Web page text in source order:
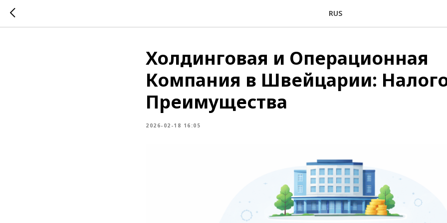
RUS
Холдинговая и Операционная
Компания в Швейцарии:
Преимущества
2026-02-18 16:05